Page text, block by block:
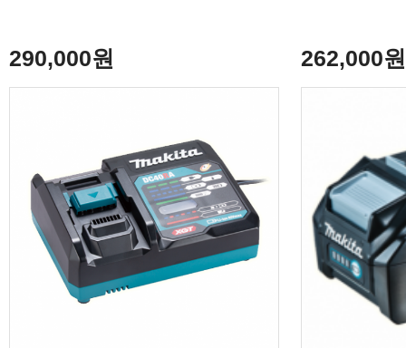
290,000원 262,000원